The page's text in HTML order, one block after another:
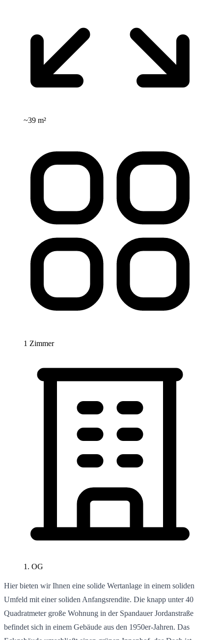
~39 m²
1 Zimmer
1. OG
Hier bieten wir Ihnen eine solide Wertanlage in einem soliden
Umfeld mit einer soliden Anfangsrendite. Die knapp unter 40
Quadratmeter große Wohnung in der Spandauer Jordanstraße
befindet sich in einem Gebäude aus den 1950er-Jahren. Das